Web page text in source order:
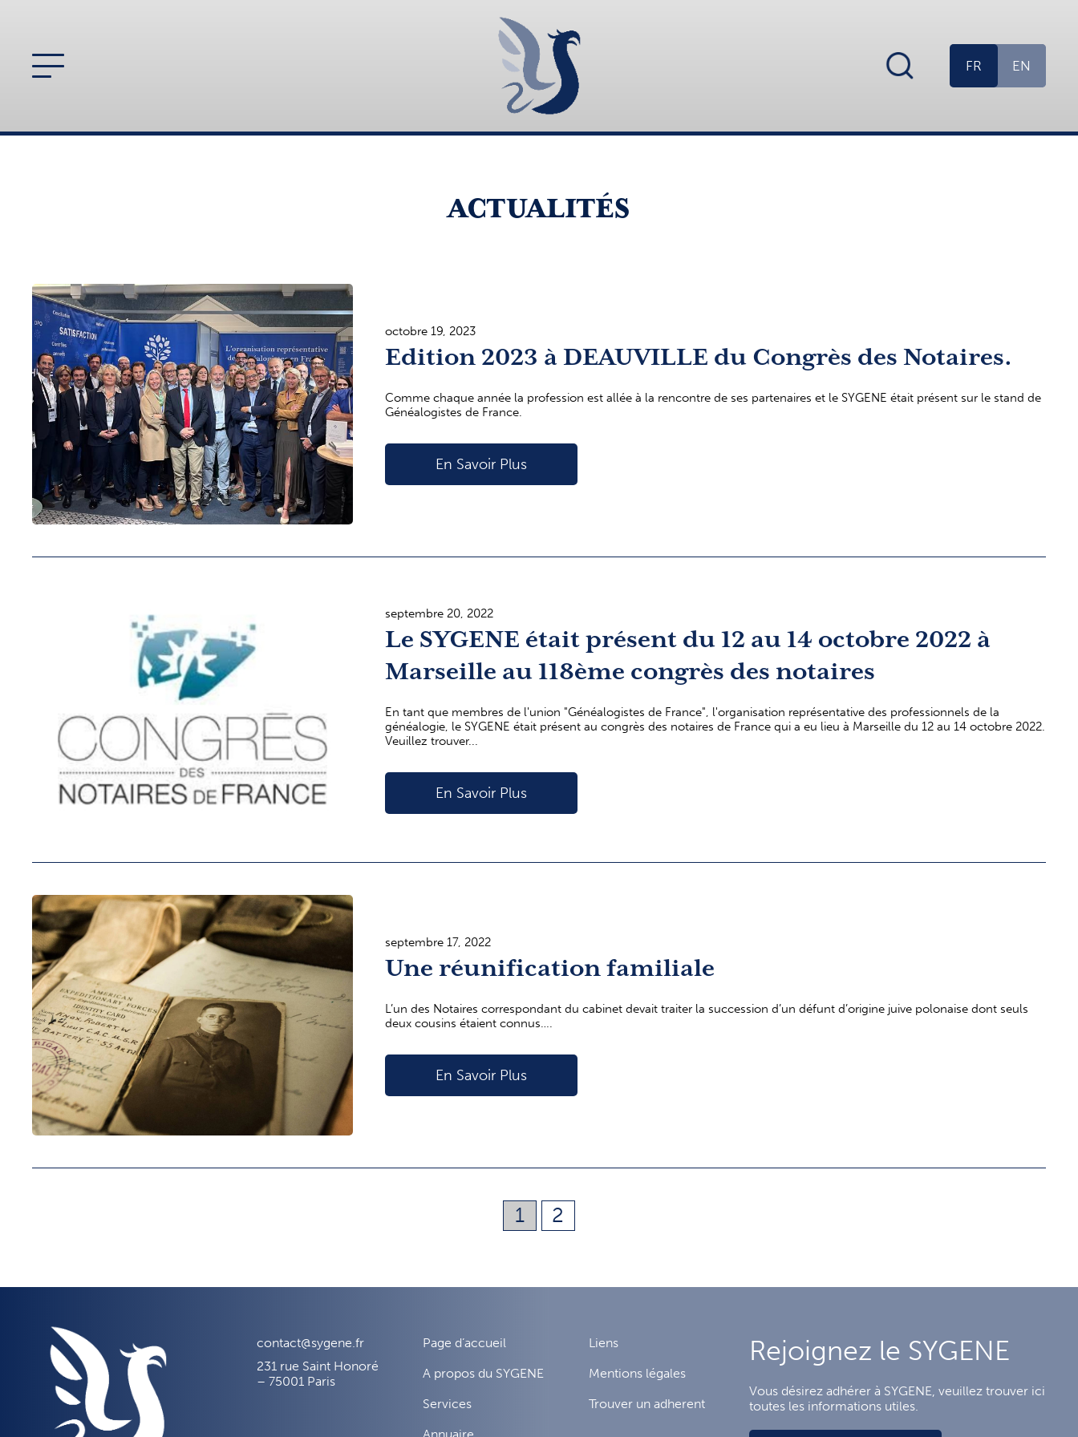
EN
FR
ACTUALITÉS
octobre 19, 2023
Edition 2023 à DEAUVILLE du Congrès des Notaires.
Comme chaque année la profession est allée à la rencontre de ses partenaires et le SYGENE était présent sur le stand de
Généalogistes de France.
En Savoir Plus
septembre 20, 2022
Le SYGENE était présent du 12 au 14 octobre 2022 à
Marseille au 118ème congrès des notaires
En tant que membres de l'union "Généalogistes de France", l'organisation représentative des professionnels de la
généalogie, le SYGENE était présent au congrès des notaires de France qui a eu lieu à Marseille du 12 au 14 octobre 2022.
Veuillez trouver...
En Savoir Plus
septembre 17, 2022
Une réunification familiale
L’un des Notaires correspondant du cabinet devait traiter la succession d’un défunt d’origine juive polonaise dont seuls
deux cousins étaient connus….
En Savoir Plus
1 2
contact@sygene.fr
231 rue Saint Honoré
– 75001 Paris
Page d’accueil
A propos du SYGENE
Services
Liens
Mentions légales
Trouver un adherent
Rejoignez le SYGENE
Vous désirez adhérer à SYGENE, veuillez trouver ici
toutes les informations utiles.